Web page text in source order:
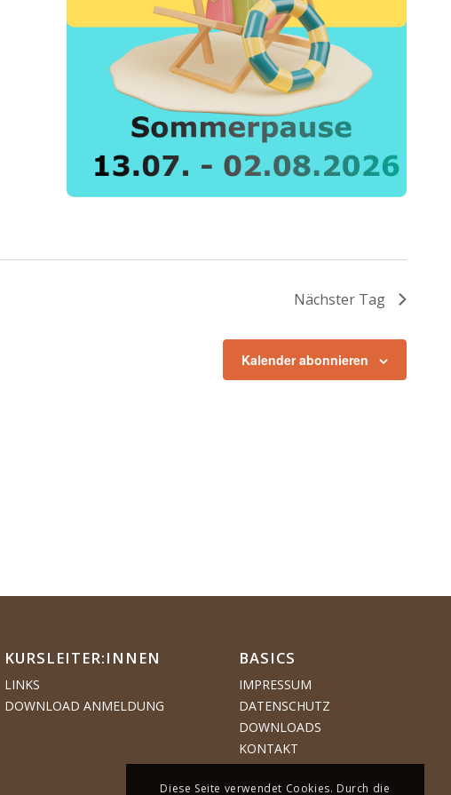
Nächster Tag
Kalender abonnieren
KURSLEITER:INNEN
LINKS
DOWNLOAD ANMELDUNG
BASICS
IMPRESSUM
DATENSCHUTZ
DOWNLOADS
KONTAKT
Diese Seite verwendet Cookies. Durch die